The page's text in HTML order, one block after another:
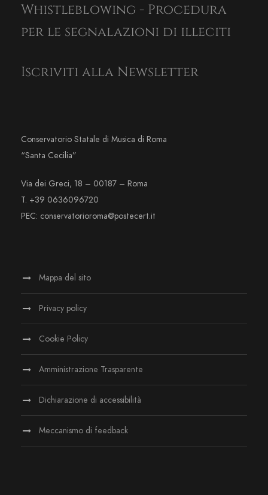
Whistleblowing - Procedura
per le segnalazioni di illeciti
Iscriviti alla Newsletter
Conservatorio Statale di Musica di Roma
“Santa Cecilia”
Via dei Greci, 18 – 00187 – Roma
T. +39 0636096720
PEC: conservatorioroma@postecert.it
Mappa del sito
Privacy policy
Cookie Policy
Amministrazione Trasparente
Dichiarazione di accessibilità
Meccanismo di feedback